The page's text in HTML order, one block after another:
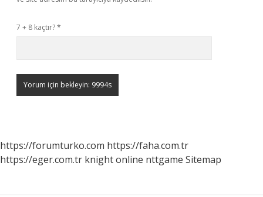
7 + 8 kaçtır?*
https://forumturko.com https://faha.com.tr
https://eger.com.tr knight online nttgame Sitemap